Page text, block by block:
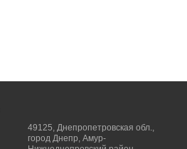
49125, Днепропетровская обл.,
город Днепр, Амур-